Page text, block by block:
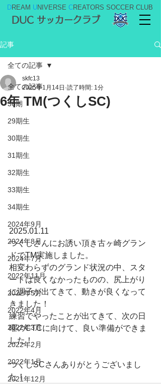
DREAM UNIVERSE CREATORS SOCCER CLUB
DUC サッカークラブ
記事
全ての記事
36期
29期生
30期生
31期生
32期生
33期生
34期生
2024年9月
2024年8月
2024年7月
2022年11月
2022年5月
2022年4月
2022年3月
2022年2月
2022年1月
2021年12月
全ての記事
6年 TM(つくしSC)
skfc13
2025年1月14日 読了時間: 1分
2025.01.11
つくしさんにお誘い頂き古ヶ崎グラン
ドでTM実施しました。
相変わらずのグランド状況の中、スタ
ートは良くなかったものの、尻上がり
に調子が出てきて、動きが良くなって
きました！
練習でやったことが出てきて、次の日
曜のCTCに向けて、良い準備ができま
した！
つくしSCさんありがとうございまし
た！